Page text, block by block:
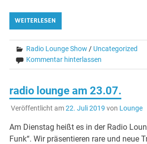
WEITERLESEN
Radio Lounge Show / Uncategorized
Kommentar hinterlassen
radio lounge am 23.07.
Veröffentlicht am22. Juli 2019 von Lounge
Am Dienstag heißt es in der Radio
Funk“. Wir präsentieren rare und neue